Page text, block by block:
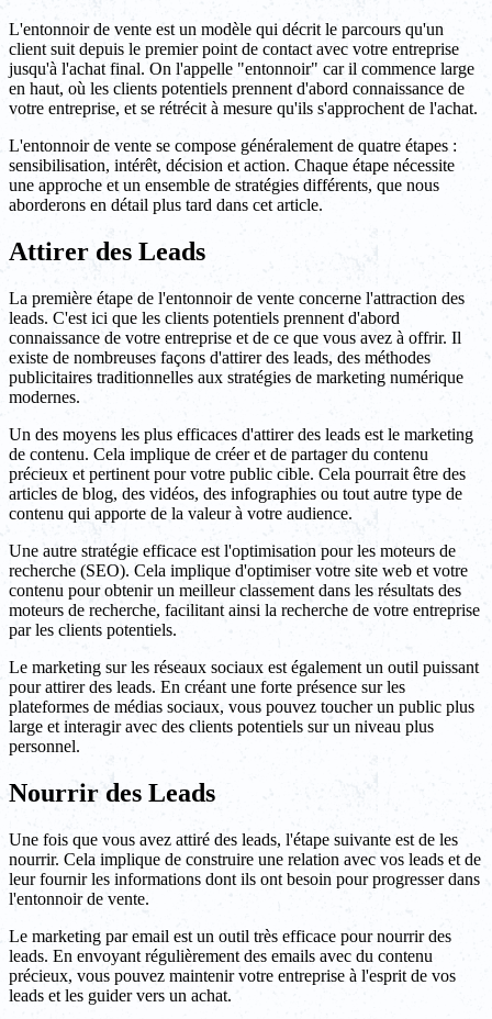
L'entonnoir de vente est un modèle qui décrit le parcours qu'un
client suit depuis le premier point de contact avec votre entreprise
jusqu'à l'achat final. On l'appelle "entonnoir" car il commence large
en haut, où les clients potentiels prennent d'abord connaissance de
votre entreprise, et se rétrécit à mesure qu'ils s'approchent de l'achat.
L'entonnoir de vente se compose généralement de quatre étapes :
sensibilisation, intérêt, décision et action. Chaque étape nécessite
une approche et un ensemble de stratégies différents, que nous
aborderons en détail plus tard dans cet article.
Attirer des Leads
La première étape de l'entonnoir de vente concerne l'attraction des
leads. C'est ici que les clients potentiels prennent d'abord
connaissance de votre entreprise et de ce que vous avez à offrir. Il
existe de nombreuses façons d'attirer des leads, des méthodes
publicitaires traditionnelles aux stratégies de marketing numérique
modernes.
Un des moyens les plus efficaces d'attirer des leads est le marketing
de contenu. Cela implique de créer et de partager du contenu
précieux et pertinent pour votre public cible. Cela pourrait être des
articles de blog, des vidéos, des infographies ou tout autre type de
contenu qui apporte de la valeur à votre audience.
Une autre stratégie efficace est l'optimisation pour les moteurs de
recherche (SEO). Cela implique d'optimiser votre site web et votre
contenu pour obtenir un meilleur classement dans les résultats des
moteurs de recherche, facilitant ainsi la recherche de votre entreprise
par les clients potentiels.
Le marketing sur les réseaux sociaux est également un outil puissant
pour attirer des leads. En créant une forte présence sur les
plateformes de médias sociaux, vous pouvez toucher un public plus
large et interagir avec des clients potentiels sur un niveau plus
personnel.
Nourrir des Leads
Une fois que vous avez attiré des leads, l'étape suivante est de les
nourrir. Cela implique de construire une relation avec vos leads et de
leur fournir les informations dont ils ont besoin pour progresser dans
l'entonnoir de vente.
Le marketing par email est un outil très efficace pour nourrir des
leads. En envoyant régulièrement des emails avec du contenu
précieux, vous pouvez maintenir votre entreprise à l'esprit de vos
leads et les guider vers un achat.